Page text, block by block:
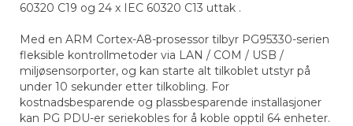
60320 C19 og 24 x IEC 60320 C13 uttak .
Med en ARM Cortex-A8-prosessor tilbyr PG95330-serien
fleksible kontrollmetoder via LAN / COM / USB /
miljøsensorporter, og kan starte alt tilkoblet utstyr på
under 10 sekunder etter tilkobling. For
kostnadsbesparende og plassbesparende installasjoner
kan PG PDU-er seriekobles for å koble opptil 64 enheter.